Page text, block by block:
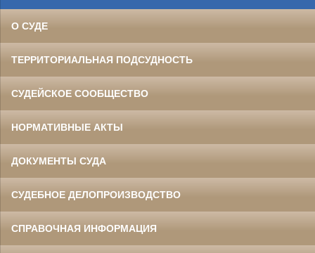
О СУДЕ
ТЕРРИТОРИАЛЬНАЯ ПОДСУДНОСТЬ
СУДЕЙСКОЕ СООБЩЕСТВО
НОРМАТИВНЫЕ АКТЫ
ДОКУМЕНТЫ СУДА
СУДЕБНОЕ ДЕЛОПРОИЗВОДСТВО
СПРАВОЧНАЯ ИНФОРМАЦИЯ